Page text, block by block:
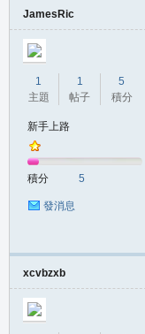
JamesRic
1
主題
1
帖子
5
積分
新手上路
積分 5
發消息
xcvbzxb